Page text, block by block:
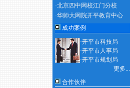
·北京四中网校江门分校
·华师大网院开平教育中心
成功案例
·开平市科技局
·开平市人事局
·开平市规划局
更多...
合作伙伴